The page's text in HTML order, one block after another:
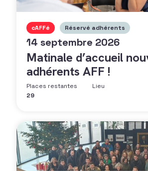
cAFFé Réservé adhérents
14 septembre 2026
Matinale d’accueil
adhérents AFF !
Places restantes
29
Lieu